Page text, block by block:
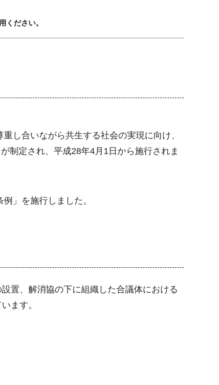
ください。
し合いながら共生する社会の実現に向け、
制定され、平成28年4月1日から施行されま
」を施行しました。
置、解消協の下に組織した合議体における
ます。